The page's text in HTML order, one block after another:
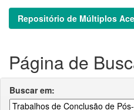
Repositório de Múltiplos
Página de
Buscar em: